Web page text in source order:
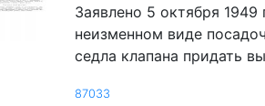
Заявлено 5 октября
неизменном виде
седла клапана придать
87033